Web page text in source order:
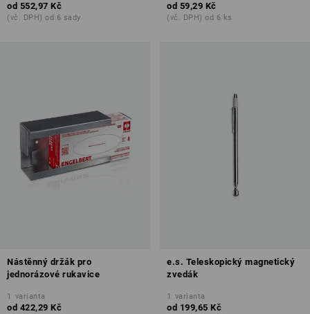
od 552,97 Kč
(vč. DPH) od 6 sady
od 59,29 Kč
(vč. DPH) od 6 ks
Nástěnný držák pro
jednorázové rukavice
1 varianta
od 422,29 Kč
e.s. Teleskopický magnetický
zvedák
1 varianta
od 199,65 Kč